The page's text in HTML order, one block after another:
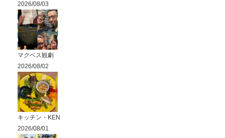
2026/08/03
マクベス観劇
2026/08/02
キッチン・KEN
2026/08/01